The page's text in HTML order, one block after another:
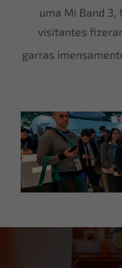
uma Mi Band
visitantes
garras